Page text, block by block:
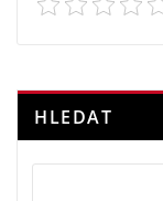
HLEDAT